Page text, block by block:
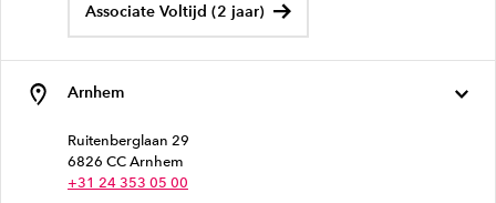
Associate Voltijd (2 jaar)
Arnhem
Ruitenberglaan 29
6826 CC Arnhem
+31 24 353 05 00